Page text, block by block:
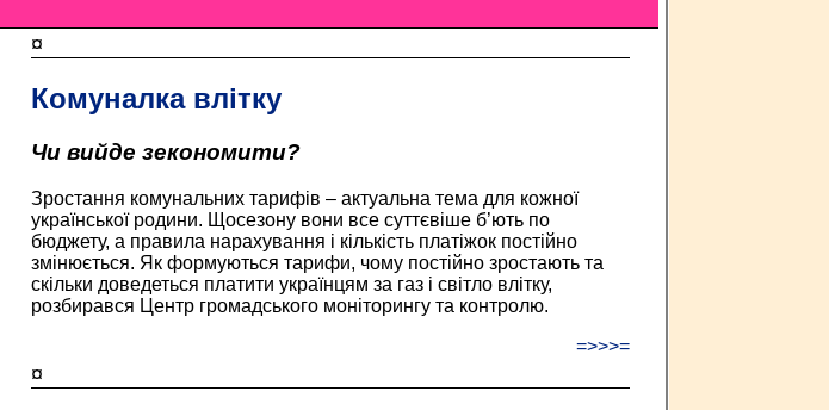
¤
Комуналка влітку
Чи вийде зекономити?
Зростання комунальних тарифів – актуальна тема для кожної
української родини. Щосезону вони все суттєвіше б’ють по
бюджету, а правила нарахування і кількість платіжок постійно
змінюється. Як формуються тарифи, чому постійно зростають та
скільки доведеться платити українцям за газ і світло влітку,
розбирався Центр громадського моніторингу та контролю.
=>>>=
¤